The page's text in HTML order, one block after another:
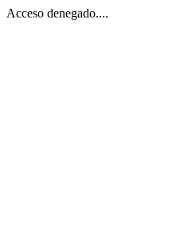
Acceso denegado....